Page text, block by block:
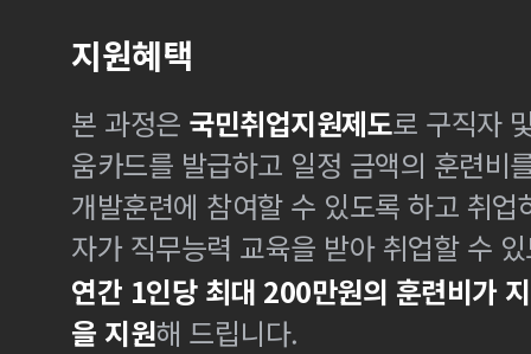
지원혜택
본 과정은 국민취업지원제도로 구직자
움카드를 발급하고 일정 금액의 훈련비
개발훈련에 참여할 수 있도록 하고 취
자가 직무능력 교육을 받아 취업할 수
연간 1인당 최대 200만원의 훈련비가
을 지원해 드립니다.